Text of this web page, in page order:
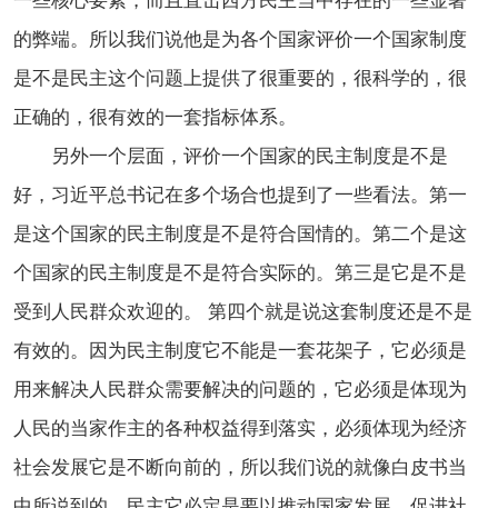
的弊端。所以我们说他是为各个国家评价一个国家制度
是不是民主这个问题上提供了很重要的，很科学的，很
正确的，很有效的一套指标体系。
另外一个层面，评价一个国家的民主制度是不是
好，习近平总书记在多个场合也提到了一些看法。第一
是这个国家的民主制度是不是符合国情的。第二个是这
个国家的民主制度是不是符合实际的。第三是它是不是
受到人民群众欢迎的。 第四个就是说这套制度还是不是
有效的。因为民主制度它不能是一套花架子，它必须是
用来解决人民群众需要解决的问题的，它必须是体现为
人民的当家作主的各种权益得到落实，必须体现为经济
社会发展它是不断向前的，所以我们说的就像白皮书当